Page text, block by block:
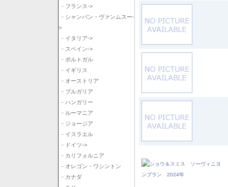
- フランス->
- シャンパン・ヴァンムスー-
>
- イタリア->
- スペイン->
- ポルトガル
- イギリス
- オーストリア
- ブルガリア
- ハンガリー
- ルーマニア
- ジョージア
- イスラエル
- ドイツ->
- カリフォルニア
- オレゴン・ワシントン
- カナダ